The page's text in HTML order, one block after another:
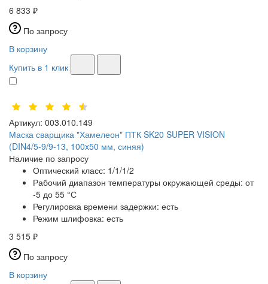
6 833 ₽
По запросу
В корзину
Купить в 1 клик
Артикул: 003.010.149
Маска сварщика "Хамелеон" ПТК SK20 SUPER VISION
(DIN4/5-9/9-13, 100x50 мм, синяя)
Наличие по запросу
Оптический класс: 1/1/1/2
Рабочий диапазон температуры окружающей среды: от
-5 до 55 °С
Регулировка времени задержки: есть
Режим шлифовка: есть
3 515 ₽
По запросу
В корзину